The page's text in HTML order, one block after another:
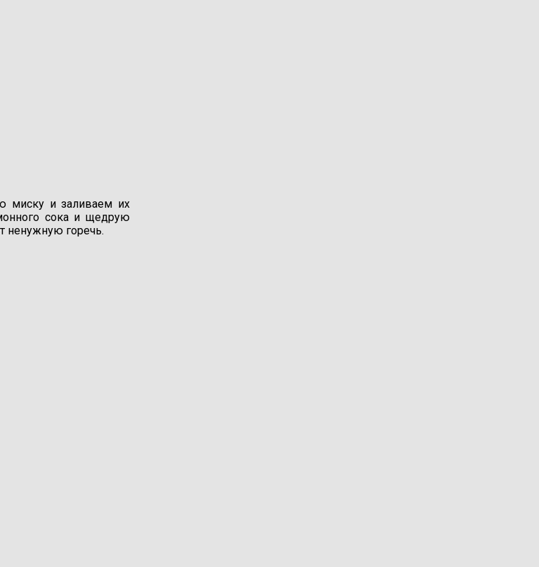
миску и заливаем их
сока и щедрую
ненужную горечь.